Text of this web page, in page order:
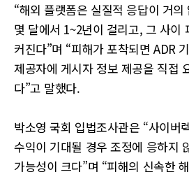
“해외 플랫폼은 실질적 응답이 거
몇 달에서 1~2년이 걸리고, 그 사이
커진다”며 “피해가 포착되면 ADR
제공자에 게시자 정보 제공을 직접
다”고 말했다.
박소영 국회 입법조사관은 “사이버
수익이 기대될 경우 조정에 응하지
가능성이 크다”며 “피해의 신속한